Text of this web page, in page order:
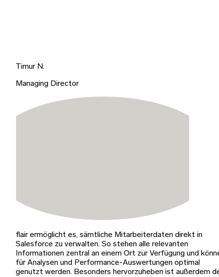
Timur N.
Managing Director
flair ermöglicht es, sämtliche Mitarbeiterdaten direkt in
Salesforce zu verwalten. So stehen alle relevanten
Informationen zentral an einem Ort zur Verfügung und
für Analysen und Performance-Auswertungen optimal
genutzt werden. Besonders hervorzuheben ist außerdem